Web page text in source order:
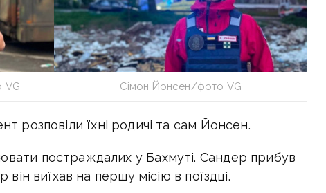
VG Сімон Йонсен/фото VG
розповіли їхні родичі та сам Йонсен.
постраждалих у Бахмуті. Сандер прибув
виїхав на першу місію в поїздці.